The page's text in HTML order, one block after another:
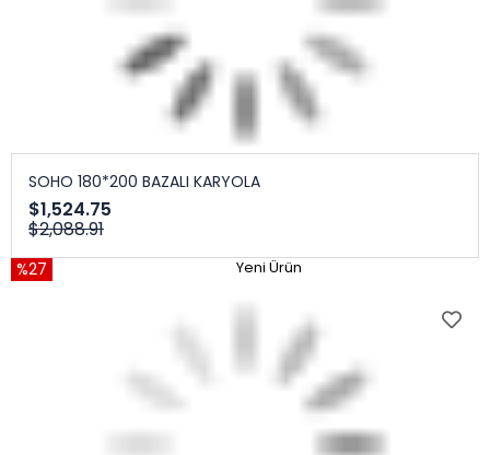
SOHO 180*200 BAZALI KARYOLA
$1,524.75
$2,088.91
%27 Yeni Ürün